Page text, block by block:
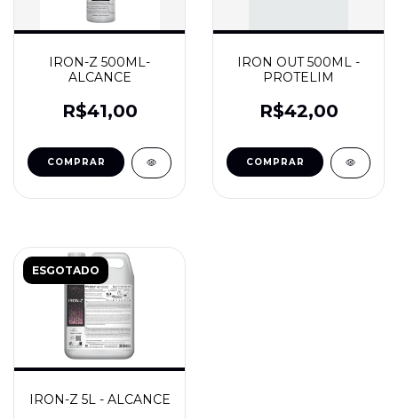
IRON-Z 500ML-
ALCANCE
R$41,00
IRON OUT 500ML -
PROTELIM
R$42,00
ESGOTADO
IRON-Z 5L - ALCANCE